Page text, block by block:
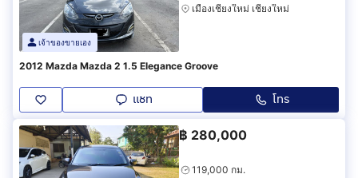
เจ้าของขายเอง
เมืองเชียงใหม่ เชียงใหม่
2012 Mazda Mazda 2 1.5 Elegance Groove
แชท โทร
฿ 280,000
119,000 กม.